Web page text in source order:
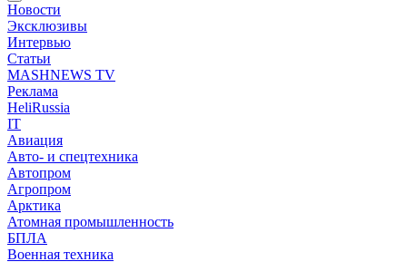
Новости
Эксклюзивы
Интервью
Статьи
MASHNEWS TV
Реклама
HeliRussia
IT
Авиация
Авто- и спецтехника
Автопром
Агропром
Арктика
Атомная промышленность
БПЛА
Военная техника